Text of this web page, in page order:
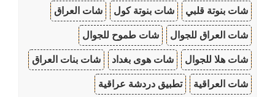
شات بنوتة قلبي شات بنوتة كول شات العراق
شات العراق للجوال شات طموح للجوال
شات هلا للجوال شات هوى بغداد شات بنات العراق
شات العراقية تطبيق دردشة عراقية